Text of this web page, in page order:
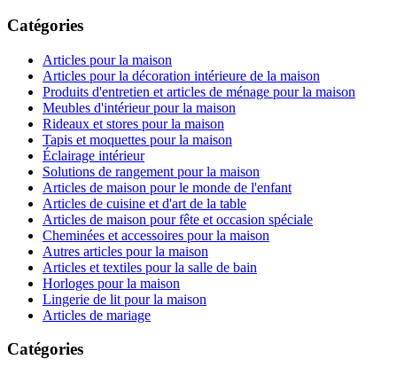
Catégories
Articles pour la maison
Articles pour la décoration intérieure de la maison
Produits d'entretien et articles de ménage pour la maison
Meubles d'intérieur pour la maison
Rideaux et stores pour la maison
Tapis et moquettes pour la maison
Éclairage intérieur
Solutions de rangement pour la maison
Articles de maison pour le monde de l'enfant
Articles de cuisine et d'art de la table
Articles de maison pour fête et occasion spéciale
Cheminées et accessoires pour la maison
Autres articles pour la maison
Articles et textiles pour la salle de bain
Horloges pour la maison
Lingerie de lit pour la maison
Articles de mariage
Catégories